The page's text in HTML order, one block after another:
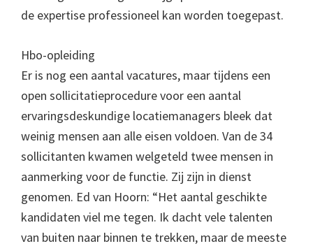
de expertise professioneel kan worden toegepast.
Hbo-opleiding
Er is nog een aantal vacatures, maar tijdens een
open sollicitatieprocedure voor een aantal
ervaringsdeskundige locatiemanagers bleek dat
weinig mensen aan alle eisen voldoen. Van de 34
sollicitanten kwamen welgeteld twee mensen in
aanmerking voor de functie. Zij zijn in dienst
genomen. Ed van Hoorn: “Het aantal geschikte
kandidaten viel me tegen. Ik dacht vele talenten
van buiten naar binnen te trekken, maar de meeste